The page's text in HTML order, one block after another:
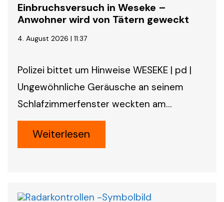
Einbruchsversuch in Weseke –
Anwohner wird von Tätern geweckt
4. August 2026 | 11:37
Polizei bittet um Hinweise WESEKE | pd |
Ungewöhnliche Geräusche an seinem
Schlafzimmerfenster weckten am…
Weiterlesen